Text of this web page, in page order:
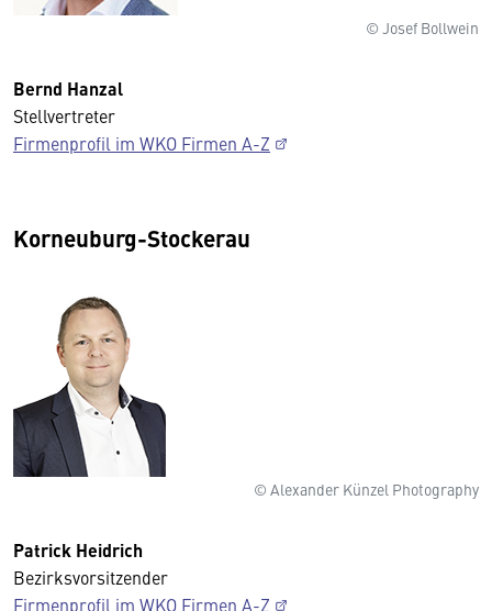
© Josef Bollwein
Bernd Hanzal
Stellvertreter
Firmenprofil im WKO Firmen A-Z
Korneuburg-Stockerau
© Alexander Künzel Photography
Patrick Heidrich
Bezirksvorsitzender
Firmenprofil im WKO Firmen A-Z